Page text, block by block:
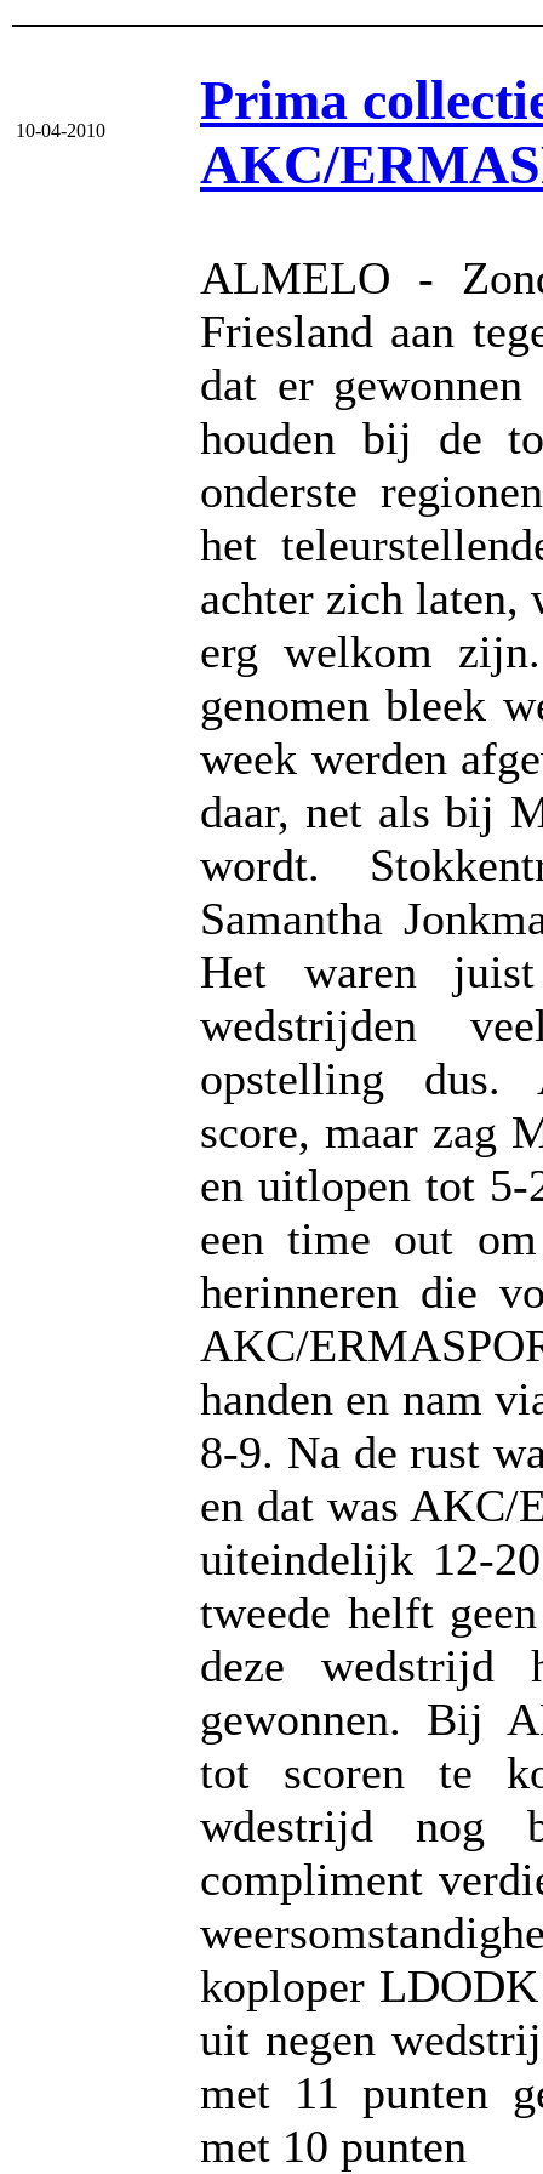
10-04-2010
Prima
AKC/
ALMELO -
Friesland aan
dat er
houden bij de
onderste
het
achter zich laten,
erg welkom
genomen bleek
week werden
daar, net als bij
wordt.
Samantha
Het waren
wedstrijden
opstelling dus.
score, maar zag
en uitlopen tot 5-
een time out
herinneren die
AKC/
handen en nam
8-9. Na de rust
en dat was AKC/
uiteindelijk 12-
tweede helft
deze wedstrijd
gewonnen. Bij
tot scoren te
wdestrijd nog
compliment
koploper
uit negen
met 11 punten
met 10 punten